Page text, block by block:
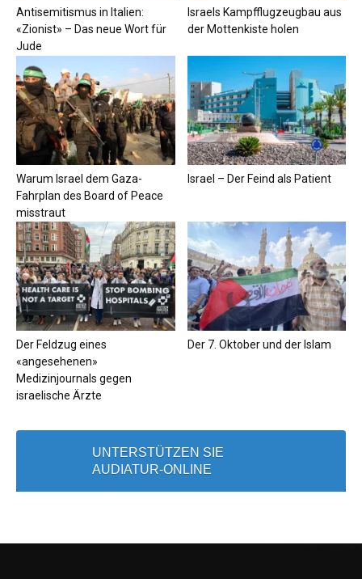
Antisemitismus in Italien:
«Zionist» – Das neue Wort für
Jude
Israels Kampfflugzeugbau aus
der Mottenkiste holen
Warum Israel dem Gaza-
Fahrplan des Board of Peace
misstraut
Israel – Der Feind als Patient
Der Feldzug eines
«angesehenen»
Medizinjournals gegen
israelische Ärzte
Der 7. Oktober und der Islam
UNTERSTÜTZEN SIE
AUDIATUR-ONLINE